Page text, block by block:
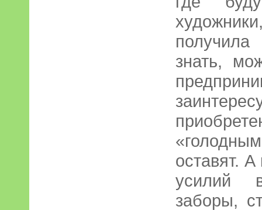
знать,
оставят.
усилий
заборы,